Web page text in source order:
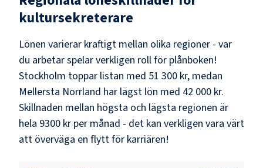
kultursekreterare
Lönen varierar kraftigt mellan olika regioner - var
du arbetar spelar verkligen roll för plånboken!
Stockholm toppar listan med 51 300 kr, medan
Mellersta Norrland har lägst lön med 42 000 kr.
Skillnaden mellan högsta och lägsta regionen är
hela 9300 kr per månad - det kan verkligen vara värt
att överväga en flytt för karriären!